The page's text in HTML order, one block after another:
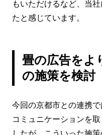
もいただけるなど、当
たと感じています。
畳の広告をよ
の施策を検討
今回の京都市との連携
コミュニケーションを
したが、こういった施